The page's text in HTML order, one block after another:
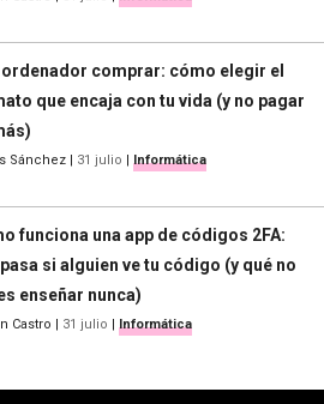
ordenador comprar: cómo elegir el
que encaja con tu vida (y no pagar
Sánchez | 31 julio | Informática
funciona una app de códigos 2FA:
si alguien ve tu código (y qué no
enseñar nunca)
Castro | 31 julio | Informática